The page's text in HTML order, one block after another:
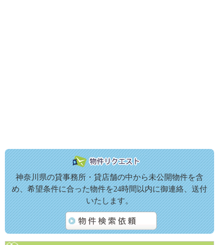
神奈川県の貸事務所・貸店舗の中から未公開物件を含
め、希望条件に合った物件を24時間以内に御連絡、送付
いたします。